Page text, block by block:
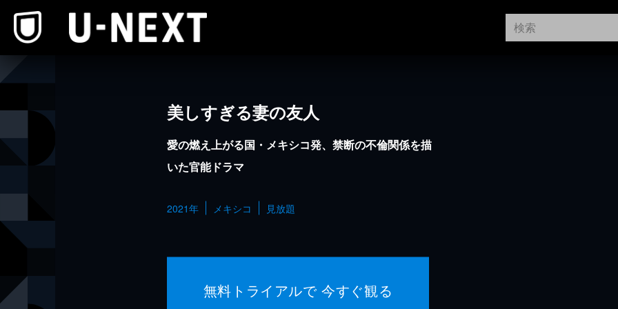
美しすぎる妻の友人
愛の燃え上がる国・メキシコ発、禁断の不倫関係を描
いた官能ドラマ
2021年 メキシコ 見放題
無料トライアルで 今すぐ観る